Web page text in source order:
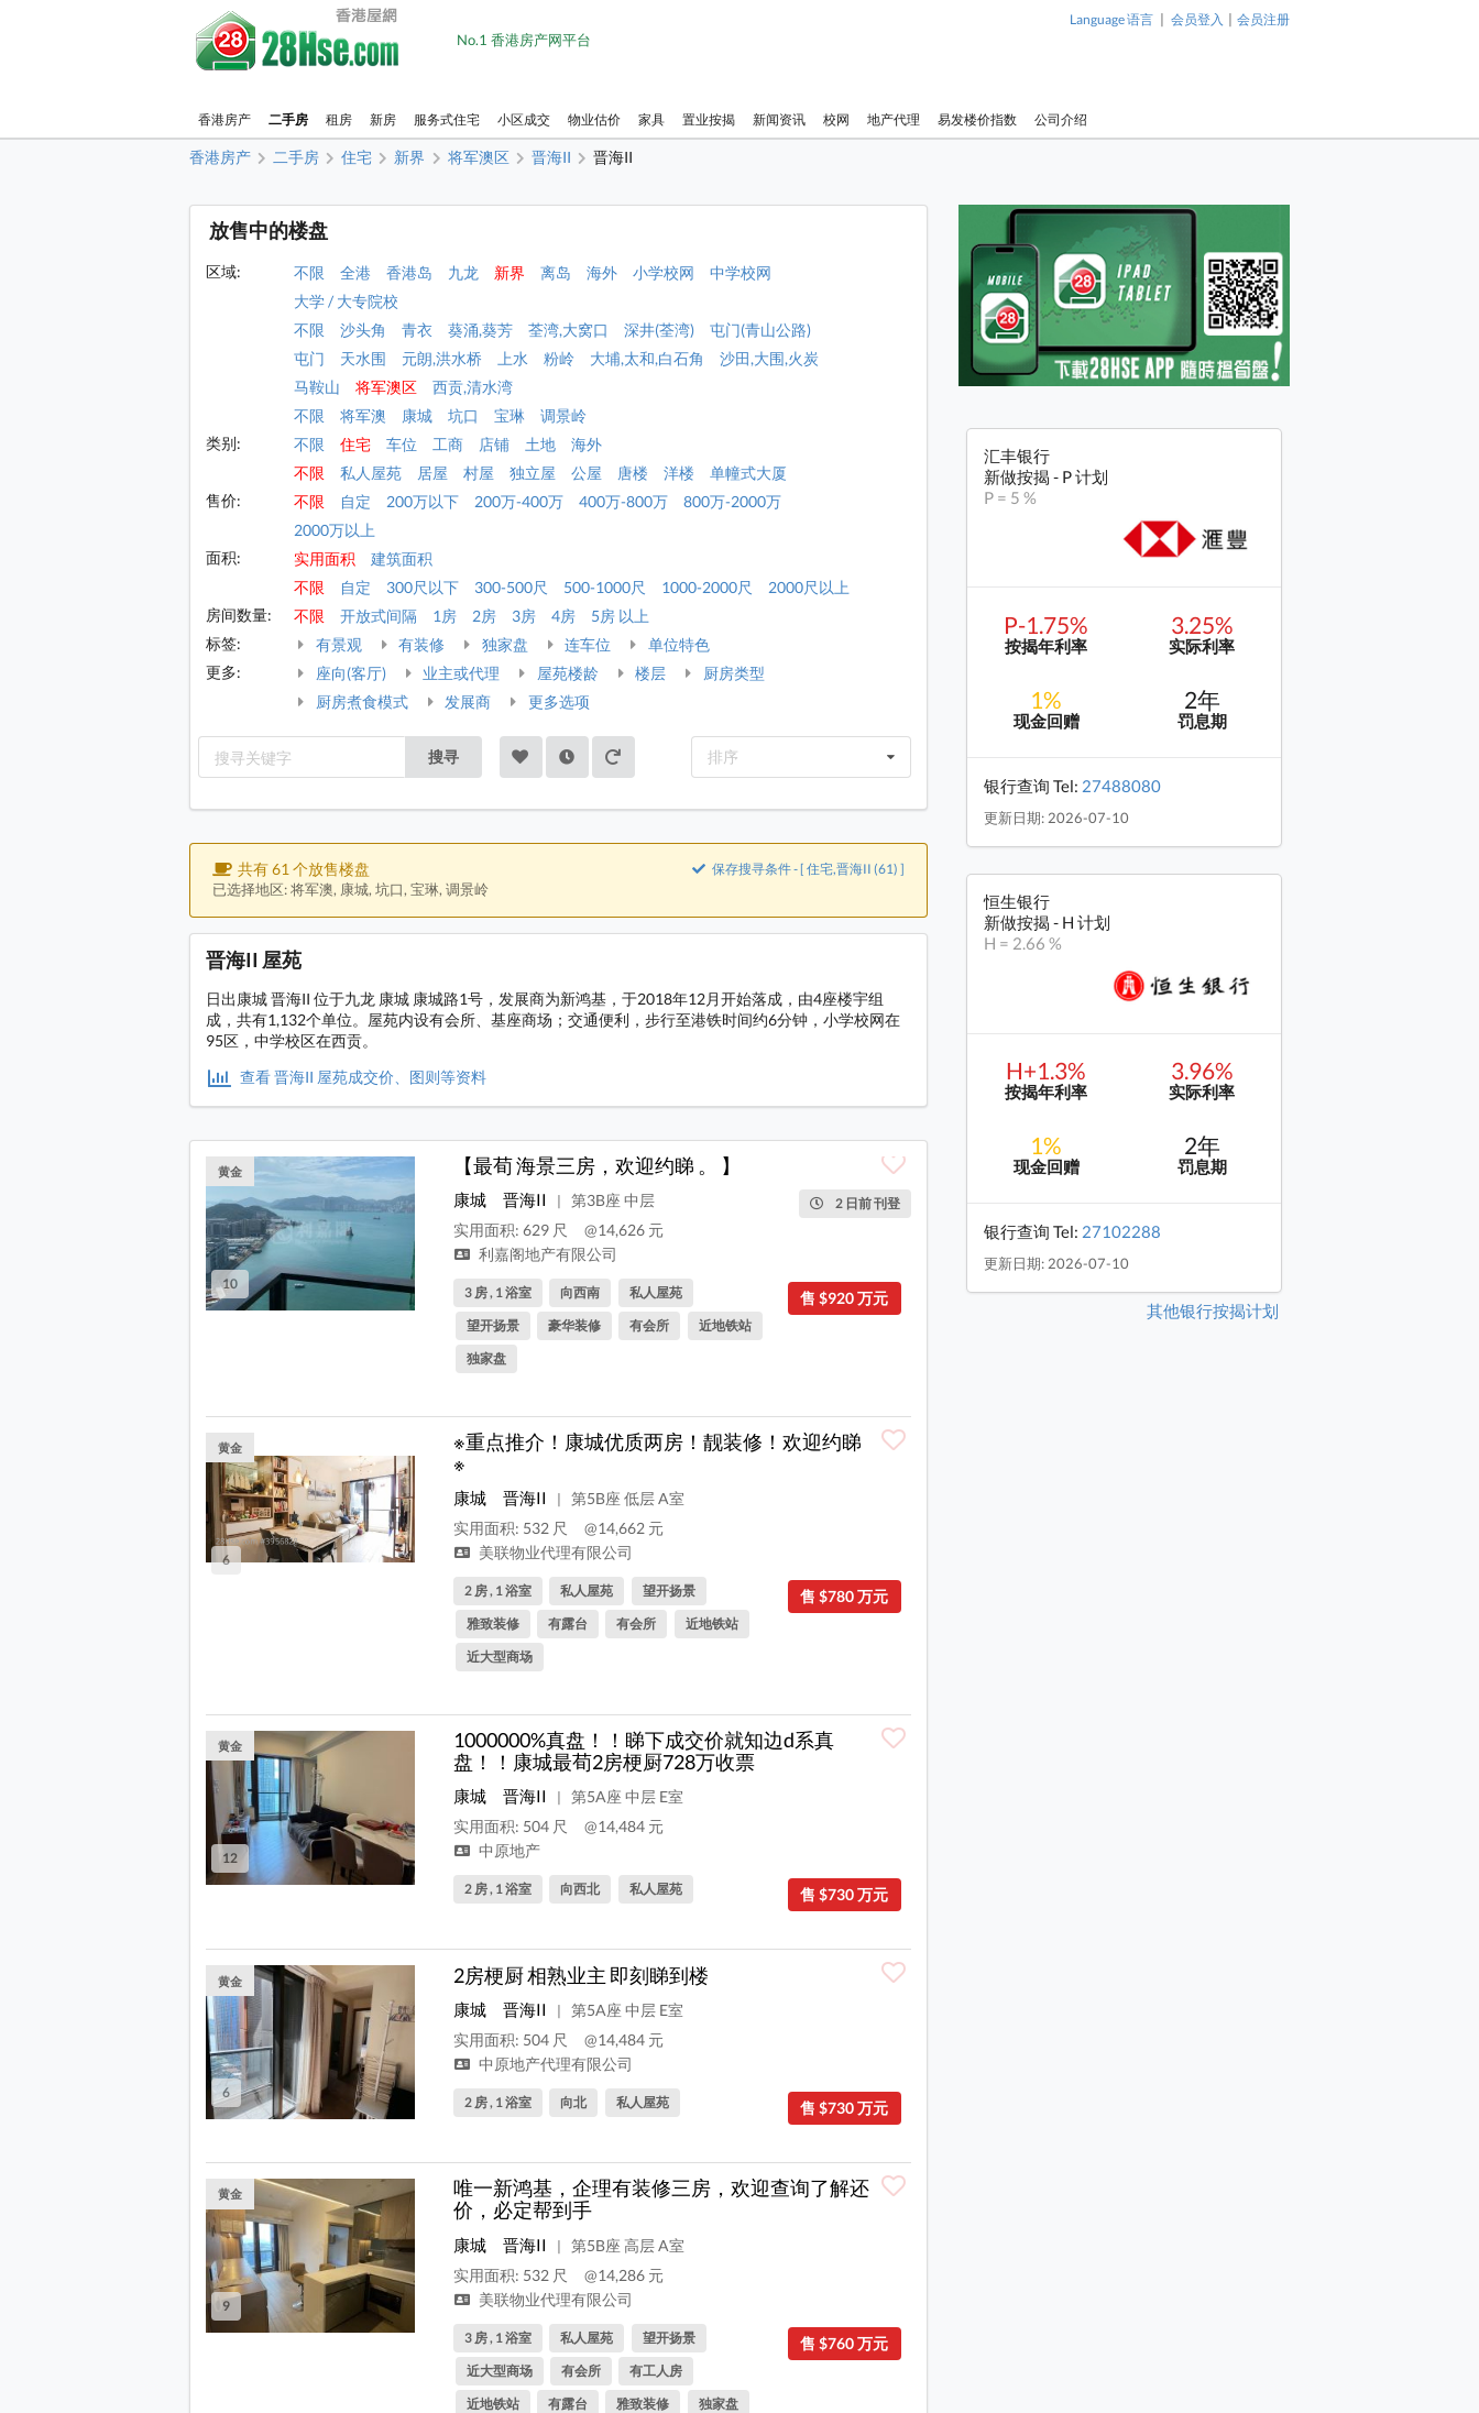
No.1 香港房产网平台
Language 语言 | 会员登入 | 会员注册
香港房产 二手房 租房 新房 服务式住宅 小区成交 物业估价 家具 置业按揭 新闻资讯 校网 地产代理 易发楼价指数 公司介绍
香港房产 二手房 住宅 新界 将军澳区 晋海II 晋海II
放售中的楼盘
区域: 不限 全港 香港岛 九龙 新界 离岛 海外 小学校网
中学校网
大学 / 大专院校
不限
沙头角 青衣 葵涌,葵芳 荃湾,大窝口 深井(荃湾)
屯门(青山公路)
屯门
天水围 元朗,洪水桥 上水 粉岭 大埔,太和,白石角
沙田,大围,火炭
马鞍山
将军澳区
西贡,清水湾
不限
将军澳 康城 坑口 宝琳
调景岭
类别:
不限 住宅 车位 工商 店铺 土地
海外
不限
私人屋苑 居屋 村屋 独立屋 公屋 唐楼 洋楼
单幢式大厦
售价:
不限 自定 200万以下 200万-400万 400万-800万
800万-2000万
2000万以上
面积:
实用面积
建筑面积
不限
自定 300尺以下 300-500尺 500-1000尺 1000-2000尺
2000尺以上
房间数量:
不限 开放式间隔 1房 2房 3房 4房
5房 以上
标签:
有景观 有装修 独家盘 连车位
单位特色
更多:
座向(客厅) 业主或代理 屋苑楼龄 楼层
厨房类型
厨房煮食模式
发展商 更多选项
搜寻 排序
共有 61 个放售楼盘
已选择地区: 将军澳, 康城, 坑口, 宝琳, 调景岭
保存搜寻条件 - [ 住宅,晋海II (61) ]
晋海II 屋苑
日出康城 晋海II 位于九龙 康城 康城路1号，发展商为新鸿基，于2018年12月开始落成，由4座楼宇组
成，共有1,132个单位。屋苑内设有会所、基座商场；交通便利，步行至港铁时间约6分钟，小学校网在
95区，中学校区在西贡。
查看 晋海II 屋苑成交价、图则等资料
10
黄金 【最荀 海景三房，欢迎约睇 。 】
2 日前 刊登
康城 晋海II |
第3B座 中层
实用面积: 629 尺
@14,626 元
利嘉阁地产有限公司
售 $920 万元
3 房 , 1 浴室 向西南
私人屋苑
望开扬景
豪华装修 有会所
近地铁站
独家盘
6
黄金
※重点推介！康城优质两房！靓装修！欢迎约睇
※
康城 晋海II |
第5B座 低层 A室
实用面积: 532 尺
@14,662 元
美联物业代理有限公司
售 $780 万元
2 房 , 1 浴室 私人屋苑
望开扬景
雅致装修
有露台 有会所
近地铁站
近大型商场
12
黄金
1000000%真盘！！睇下成交价就知边d系真
盘！！康城最荀2房梗厨728万收票
康城 晋海II |
第5A座 中层 E室
实用面积: 504 尺
@14,484 元
中原地产
售 $730 万元
2 房 , 1 浴室 向西北 私人屋苑
6
黄金 2房梗厨 相熟业主 即刻睇到楼
康城 晋海II |
第5A座 中层 E室
实用面积: 504 尺
@14,484 元
中原地产代理有限公司
售 $730 万元
2 房 , 1 浴室 向北 私人屋苑
9
黄金
唯一新鸿基，企理有装修三房，欢迎查询了解还
价，必定帮到手
康城 晋海II |
第5B座 高层 A室
实用面积: 532 尺
@14,286 元
美联物业代理有限公司
售 $760 万元
3 房 , 1 浴室 私人屋苑
望开扬景
近大型商场
有会所
有工人房
近地铁站
有露台 雅致装修 独家盘
汇丰银行
新做按揭 - P 计划
P = 5 %
P-1.75%
按揭年利率
3.25%
实际利率
1%
现金回赠
2年
罚息期
银行查询 Tel: 27488080
更新日期: 2026-07-10
恒生银行
新做按揭 - H 计划
H = 2.66 %
H+1.3%
按揭年利率
3.96%
实际利率
1%
现金回赠
2年
罚息期
银行查询 Tel: 27102288
更新日期: 2026-07-10
其他银行按揭计划